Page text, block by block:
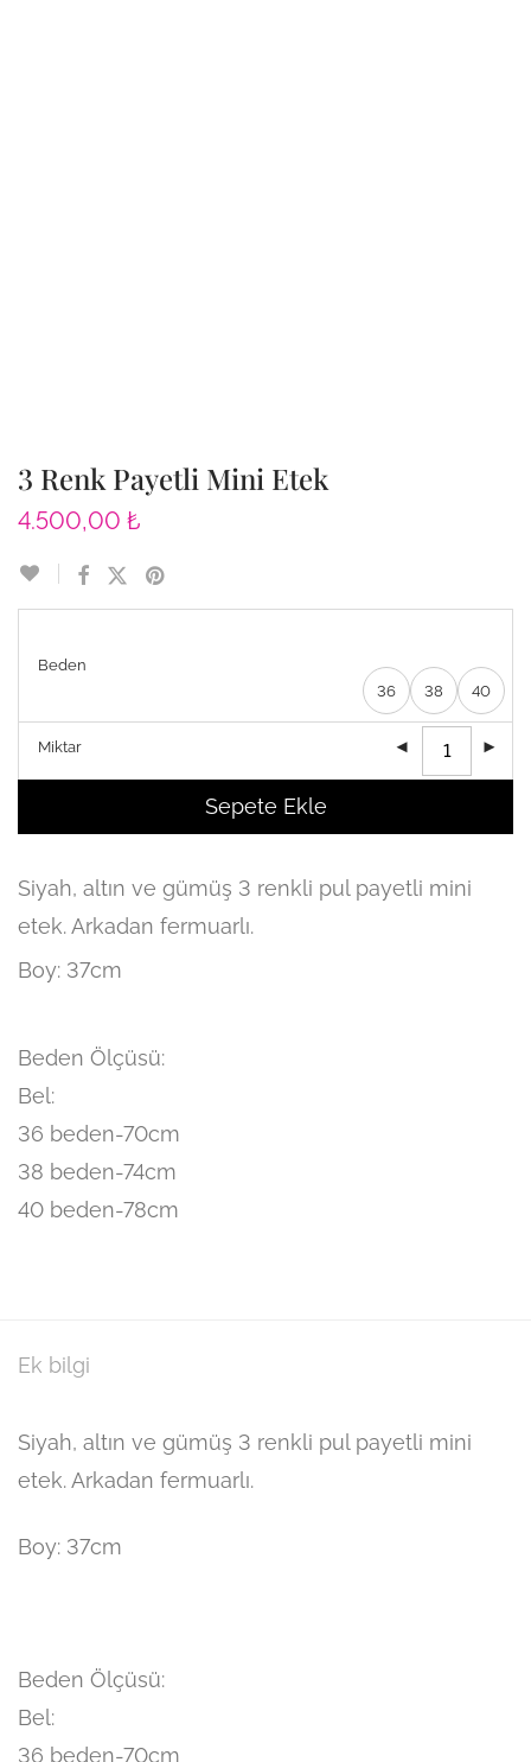
3 Renk Payetli Mini Etek
4.500,00 ₺
Siyah, altın ve gümüş 3 renkli pul payetli mini
etek. Arkadan fermuarlı.
Boy: 37cm
Beden Ölçüsü:
Bel:
36 beden-70cm
38 beden-74cm
40 beden-78cm
Beden
36
38 40
Miktar
Sepete Ekle
Ek bilgi
Siyah, altın ve gümüş 3 renkli pul payetli mini
etek. Arkadan fermuarlı.
Boy: 37cm
Beden Ölçüsü:
Bel:
36 beden-70cm